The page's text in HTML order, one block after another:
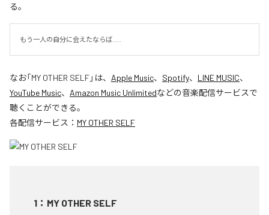
る。
もう一人の自分に会えたならば.....
なお「MY OTHER SELF」は、 Apple Music、 Spotify、 LINE MUSIC、
YouTube Music、 Amazon Music Unlimitedなどの音楽配信サービスで
聴くことができる。
各配信サービス： MY OTHER SELF
1 ： MY OTHER SELF